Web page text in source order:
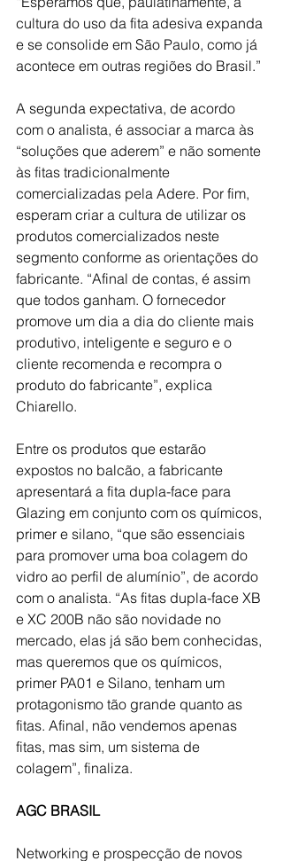
cultura do uso da fita adesiva expanda
e se consolide em São Paulo, como já
acontece em outras regiões do Brasil.”
A segunda expectativa, de acordo
com o analista, é associar a marca às
“soluções que aderem” e não somente
às fitas tradicionalmente
comercializadas pela Adere. Por fim,
esperam criar a cultura de utilizar os
produtos comercializados neste
segmento conforme as orientações do
fabricante. “Afinal de contas, é assim
que todos ganham. O fornecedor
promove um dia a dia do cliente mais
produtivo, inteligente e seguro e o
cliente recomenda e recompra o
produto do fabricante”, explica
Chiarello.
Entre os produtos que estarão
expostos no balcão, a fabricante
apresentará a fita dupla-face para
Glazing em conjunto com os químicos,
primer e silano, “que são essenciais
para promover uma boa colagem do
vidro ao perfil de alumínio”, de acordo
com o analista. “As fitas dupla-face XB
e XC 200B não são novidade no
mercado, elas já são bem conhecidas,
mas queremos que os químicos,
primer PA01 e Silano, tenham um
protagonismo tão grande quanto as
fitas. Afinal, não vendemos apenas
fitas, mas sim, um sistema de
colagem”, finaliza.
AGC BRASIL
Networking e prospecção de novos